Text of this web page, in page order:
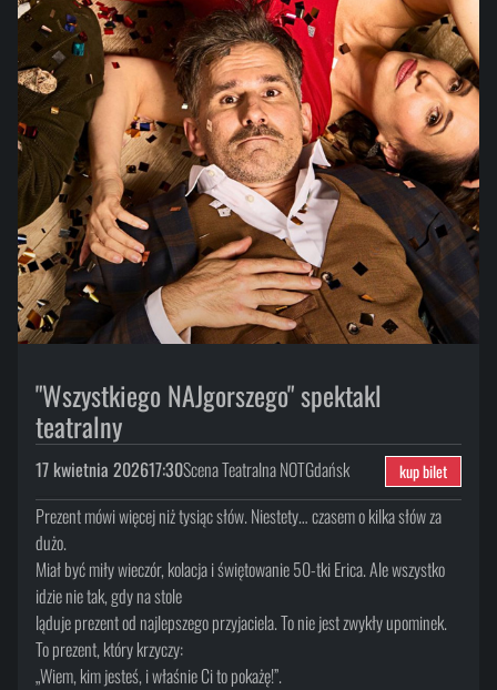
"Wszystkiego NAJgorszego" spektakl
teatralny
17 kwietnia 202617:30Scena Teatralna NOTGdańsk kup bilet
Prezent mówi więcej niż tysiąc słów. Niestety… czasem o kilka słów za
dużo.
Miał być miły wieczór, kolacja i świętowanie 50-tki Erica. Ale wszystko
idzie nie tak, gdy na stole
ląduje prezent od najlepszego przyjaciela. To nie jest zwykły upominek.
To prezent, który krzyczy:
„Wiem, kim jesteś, i właśnie Ci to pokażę!”.